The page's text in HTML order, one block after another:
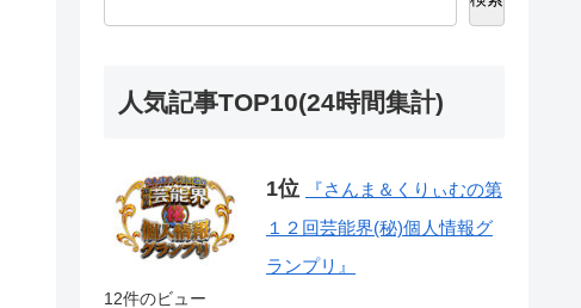
人気記事TOP10(24時間集計)
『さんま＆くりぃむの第
１２回芸能界(秘)個人情報グ
ランプリ』
12件のビュー